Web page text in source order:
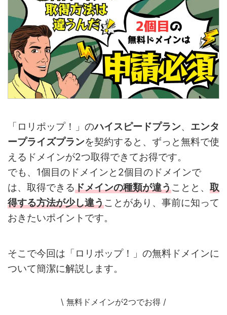
「ロリポップ！」のハイスピードプラン、 エンタ
ープライズプランを契約すると、ずっと無料で使
えるドメインが2つ取得できてお得です。
でも、1個目のドメインと2個目のドメインで
は、取得できるドメインの種類が違うことと、 取
得する方法が少し違うことがあり、事前に知って
おきたいポイントです。
そこで今回は「ロリポップ！」の無料ドメインに
ついて簡潔に解説します。
\ 無料ドメインが2つでお得 /